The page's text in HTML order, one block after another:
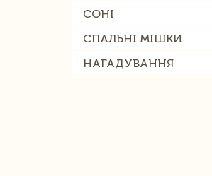
СОНІ
СПАЛЬНІ МІШКИ
НАГАДУВАННЯ